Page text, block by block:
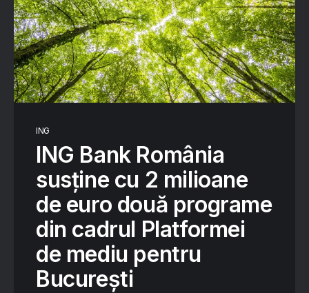
ING
ING Bank România
susține cu 2 milioane
de euro două programe
din cadrul Platformei
de mediu pentru
București